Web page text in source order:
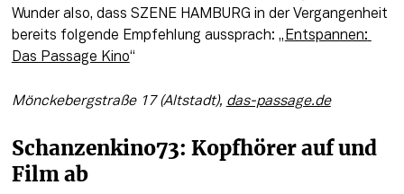
Wunder also, dass SZENE HAMBURG in der Vergangenheit
bereits folgende Empfehlung aussprach: „ Entspannen:
Das Passage Kino“
Mönckebergstraße 17 (Altstadt), das-passage.de
Schanzenkino73: Kopfhörer auf und
Film ab